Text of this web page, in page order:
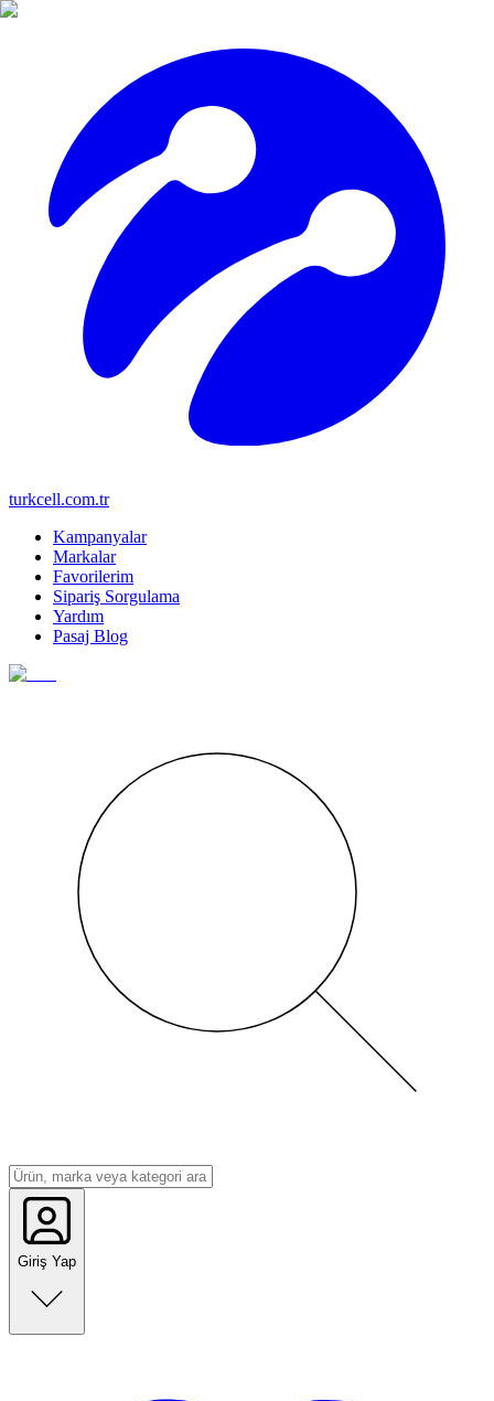
turkcell.com.tr
Kampanyalar
Markalar
Favorilerim
Sipariş Sorgulama
Yardım
Pasaj Blog
Giriş Yap